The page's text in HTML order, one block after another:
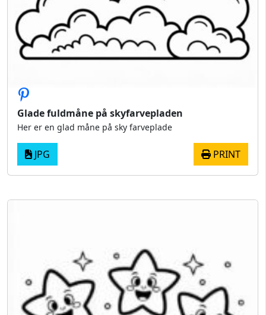
Glade fuldmåne på skyfarvepladen
Her er en glad måne på sky farveplade
JPG PRINT